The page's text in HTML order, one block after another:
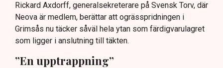
Rickard Axdorff, generalsekreterare på Svensk Torv, där
Neova är medlem, berättar att ogrässpridningen i
Grimsås nu täcker såväl hela ytan som färdigvarulagret
som ligger i anslutning till täkten.
”En upptrappning”